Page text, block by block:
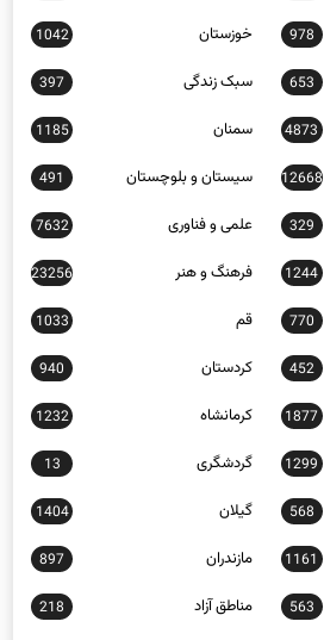
978 خوزستان 1042
653 سبک زندگی 397
4873 سمنان 1185
12668 سیستان و بلوچستان 491
329 علمی و فناوری 7632
1244 فرهنگ و هنر 23256
770 قم 1033
452 کردستان 940
1877 کرمانشاه 1232
1299 گردشگری 13
568 گیلان 1404
1161 مازندران 897
563 مناطق آزاد 218